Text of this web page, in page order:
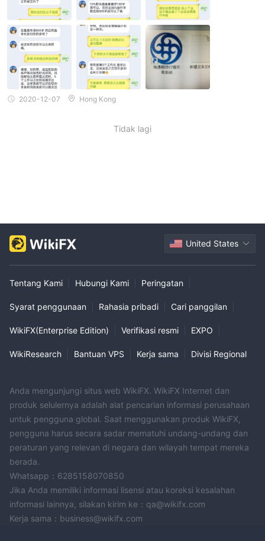
2020-12-07 Hong Kong
Tidak lagi
United States
Tentang Kami Hubungi Kami Peringatan
Syarat penggunaan Rahasia pribadi Cari panggilan
WikiFX(Enterprise Edition) Verifikasi resmi EXPO
WikiResearch Bantuan VPS Kerja sama Divisi Regional
Anda mengunjungi situs web WikiFX. WikiFX Internet dan
produk selulernya adalah alat pencarian informasi perusahaan
untuk pengguna global. Saat menggunakan produk WikiFX,
pengguna harus secara sadar mematuhi undang-undang dan
peraturan yang relevan di negara dan wilayah tempat mereka
berada.
Whatsapp：6285158070850
Jika Anda memiliki informasi lisensi atau koreksi kesalahan
informasi lainnya, silakan kirim ke：qa@wikifx.com
Kerja sama：business@wikifx.com